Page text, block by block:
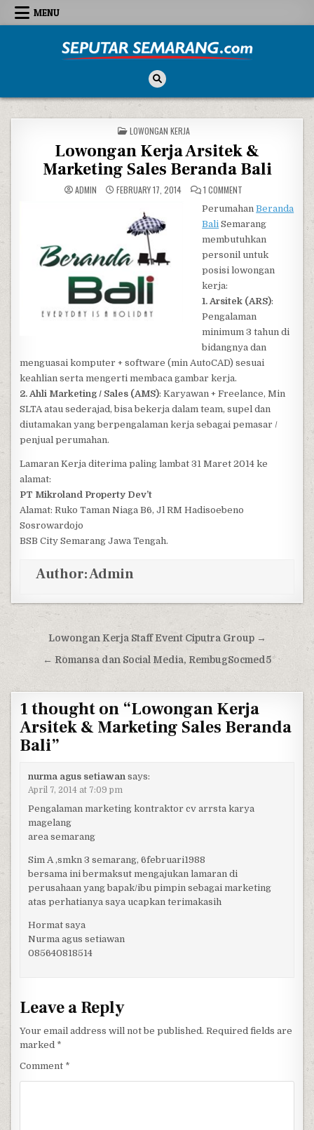
Skip to content
MENU
POSTED IN
LOWONGAN KERJA
Lowongan Kerja Arsitek &
Marketing Sales Beranda Bali
ADMIN FEBRUARY 17, 2014 1 COMMENT
PerumahanBeranda
Bali Semarang
membutuhkan
personil untuk
posisi lowongan
kerja:
1. Arsitek (ARS):
Pengalaman
minimum 3 tahun di
bidangnya dan
menguasai komputer + software (min AutoCAD) sesuai
keahlian serta mengerti membaca gambar kerja.
2. Ahli Marketing / Sales (AMS): Karyawan + Freelance, Min
SLTA atau sederajad, bisa bekerja dalam team, supel dan
diutamakan yang berpengalaman kerja sebagai pemasar /
penjual perumahan.
Lamaran Kerja diterima paling lambat 31 Maret 2014 ke
alamat:
PT Mikroland Property Dev’t
Alamat: Ruko Taman Niaga B6, Jl RM Hadisoebeno
Sosrowardojo
BSB City Semarang Jawa Tengah.
Author:Admin
Post navigation
Lowongan Kerja Staff Event Ciputra Group →
← Romansa dan Social Media, RembugSocmed5
1 thought on “Lowongan Kerja
Arsitek & Marketing Sales Beranda
Bali”
nurma agus setiawan says:
April 7, 2014 at 7:09 pm
Pengalaman marketing kontraktor cv arrsta karya
magelang
area semarang
Sim A ,smkn 3 semarang, 6februari1988
bersama ini bermaksut mengajukan lamaran di
perusahaan yang bapak/ibu pimpin sebagai marketing
atas perhatianya saya ucapkan terimakasih
Hormat saya
Nurma agus setiawan
085640818514
Leave a Reply
Your email address will not be published. Required fields are
marked *
Comment *